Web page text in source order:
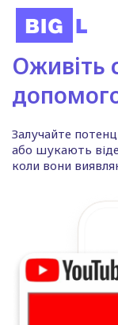
Оживіть
Залучайте
або шукають
коли вони